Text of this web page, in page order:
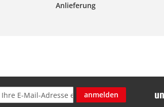
Anlieferung
anmelden